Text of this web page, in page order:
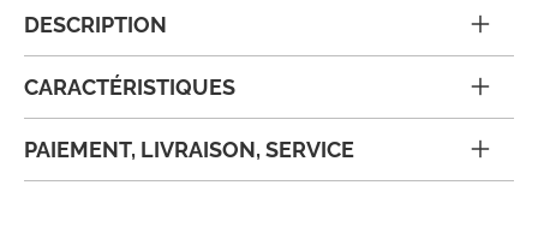
DESCRIPTION
CARACTÉRISTIQUES
PAIEMENT, LIVRAISON, SERVICE